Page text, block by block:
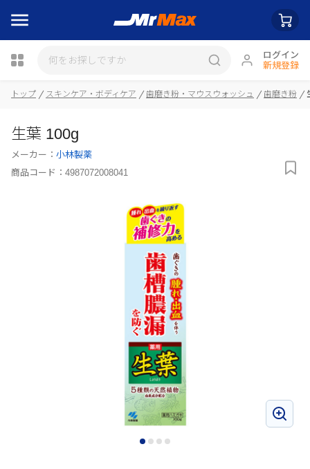
ログイン
新規登録
トップ スキンケア・ボディケア 歯磨き粉・マウスウォッシュ 歯磨き粉
生葉 100g
メーカー： 小林製薬
商品コード： 4987072008041